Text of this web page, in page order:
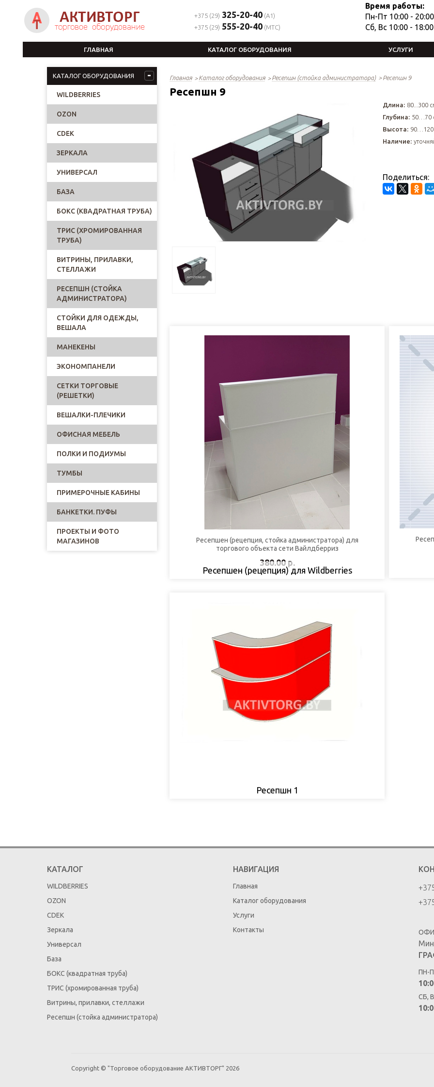
+375 (29) 325-20-40(A1)
+375 (29) 555-20-40(MTC)
Время работы:
Пн-Пт 10:00 - 20:00
Сб, Вс 10:00 - 18:00
ГЛАВНАЯ КАТАЛОГ ОБОРУДОВАНИЯ УСЛУГИ
КАТАЛОГ ОБОРУДОВАНИЯ
WILDBERRIES
OZON
CDEK
ЗЕРКАЛА
УНИВЕРСАЛ
БАЗА
БОКС (КВАДРАТНАЯ ТРУБА)
ТРИС (ХРОМИРОВАННАЯ
ТРУБА)
ВИТРИНЫ, ПРИЛАВКИ,
СТЕЛЛАЖИ
РЕСЕПШН (СТОЙКА
АДМИНИСТРАТОРА)
СТОЙКИ ДЛЯ ОДЕЖДЫ,
ВЕШАЛА
МАНЕКЕНЫ
ЭКОНОМПАНЕЛИ
СЕТКИ ТОРГОВЫЕ
(РЕШЕТКИ)
ВЕШАЛКИ-ПЛЕЧИКИ
ОФИСНАЯ МЕБЕЛЬ
ПОЛКИ И ПОДИУМЫ
ТУМБЫ
ПРИМЕРОЧНЫЕ КАБИНЫ
БАНКЕТКИ. ПУФЫ
ПРОЕКТЫ И ФОТО
МАГАЗИНОВ
Главная Каталог оборудования Ресепшн (стойка администратора) Ресепшн 9
Ресепшн 9
Длина: 80...300
Глубина: 50…70
Высота:
Наличие:
Поделиться:
Ресепшен (рецепция) для Wildberries
Ресепшен (рецепция, стойка администратора) для
торгового объекта сети Вайлдберриз
380.00 р.
Ресепшн 1
КАТАЛОГ
WILDBERRIES
OZON
CDEK
Зеркала
Универсал
База
БОКС (квадратная труба)
ТРИС (хромированная труба)
Витрины, прилавки, стеллажи
Ресепшн (стойка администратора)
НАВИГАЦИЯ
Главная
Каталог оборудования
Услуги
Контакты
ПН-
СБ,
Copyright © "Торговое оборудование АКТИВТОРГ" 2026